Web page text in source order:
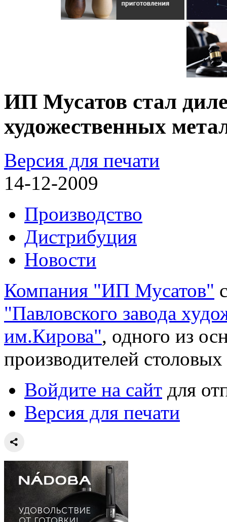
ИП Мусатов стал
художественных
Версия для печати
14-12-2009
Производство
Дистрибуция
Новости
Компания "ИП Мусатов"
"Павловского завода
им.Кирова", одного из
производителей
Войдите на сайт для
Версия для печати